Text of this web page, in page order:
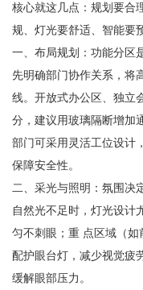
核心就这几点‌：规划要合
规、灯光要舒适、智能要
一、布局规划：功能分区
先明确部门协作关系，将
线。开放式办公区、独立
分，建议用玻璃隔断增加
部门可采用灵活工位设计
保障安全性。
二、采光与照明：氛围决
自然光不足时，灯光设计
匀不刺眼；重 点区域（
配护眼台灯，减少视觉疲
缓解眼部压力。